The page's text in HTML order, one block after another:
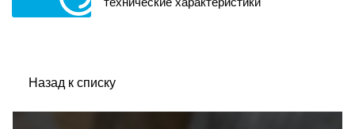
Назад к списку